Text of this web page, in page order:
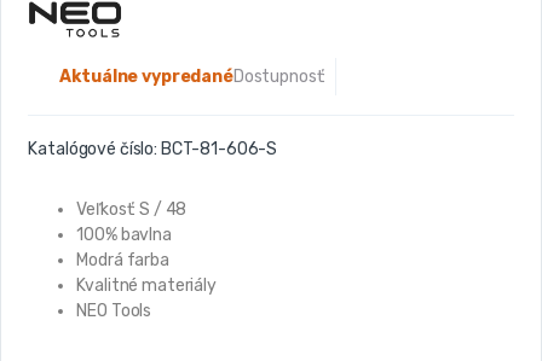
Dostupnosť:
Aktuálne vypredané
Katalógové číslo: BCT-81-606-S
Veľkosť: S / 48
100% bavlna
Modrá farba
Kvalitné materiály
NEO Tools